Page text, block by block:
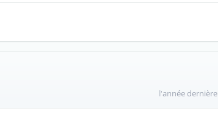
l'année dernière